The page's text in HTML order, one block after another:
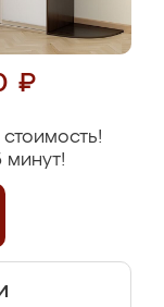
₽
минут!